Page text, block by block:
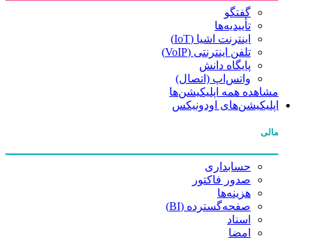
گفتگو
تأییدیه‌ها
اینترنت اشیا (IoT)
تلفن اینترنتی (VoIP)
پایگاه دانش
واتس‌اپ (اتصال)
مشاهده همه اپلیکیشن‌ها
اپلیکیشن‌های اودونیکس
مالی
حسابداری
صدور فاکتور
هزینه‌ها
صفحه‌گسترده (BI)
اسناد
امضا